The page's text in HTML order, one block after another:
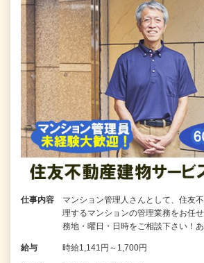
仕事内容
マンション管理人さんとして、住友
理するマンションの管理業務をお任
務地・曜日・日時をご相談下さい！
給与 時給1,141円～1,700円